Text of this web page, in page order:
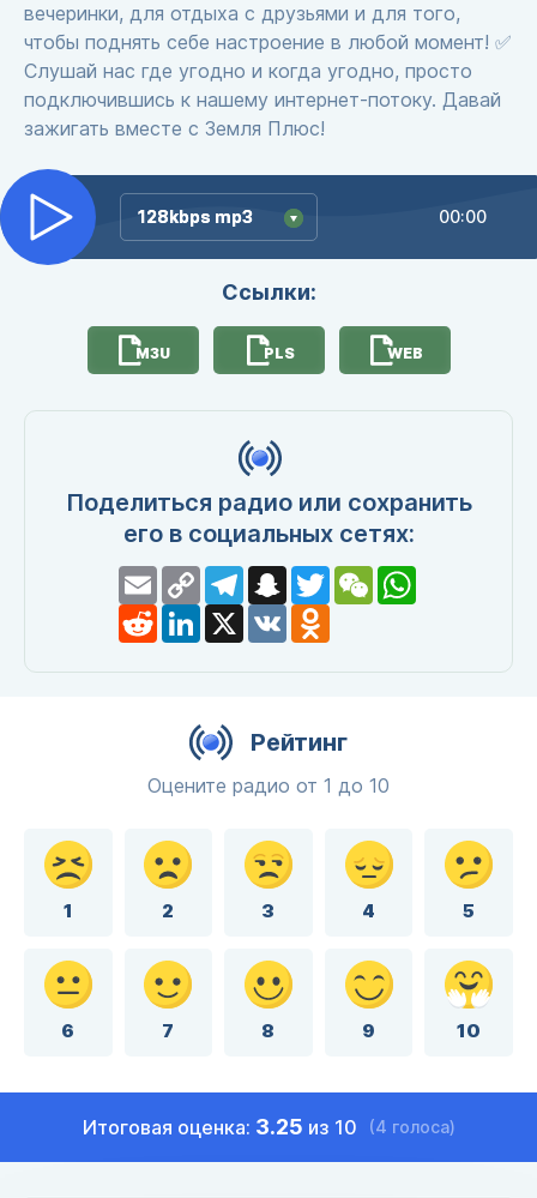
вечеринки, для отдыха с друзьями и для того,
чтобы поднять себе настроение в любой момент! ✅
Слушай нас где угодно и когда угодно, просто
подключившись к нашему интернет-потоку. Давай
зажигать вместе с Земля Плюс!
128kbps mp3
128kbps mp3 00:00
Ссылки:
M3U PLS WEB
Поделиться радио или сохранить
его в социальных сетях:
EmailCopy
Link
TelegramSnapchat
TwitterWeChatWhatsApp
RedditLinkedIn
X VK Odnoklassniki
Рейтинг
Оцените радио от 1 до 10
1 2 3 4 5
6 7 8 9 10
Итоговая оценка: 3.25 из 10 (4 голоса)